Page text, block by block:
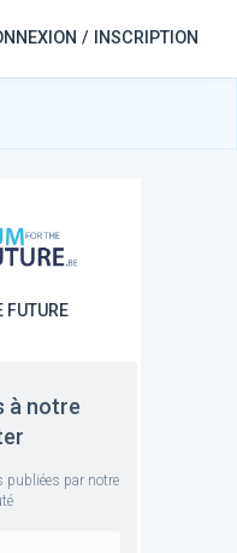
/ INSCRIPTION
FUTURE
à notre
publiées par notre